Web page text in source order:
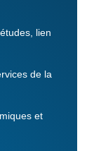
lien
de la
et